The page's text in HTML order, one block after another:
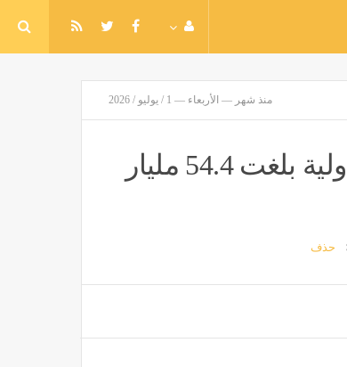
منذ شهر — الأربعاء — 1 / يوليو / 2026
الإحصاء: صادرات مصر إلى التجمعات الدولية بلغت 54.4 مليار
حذف